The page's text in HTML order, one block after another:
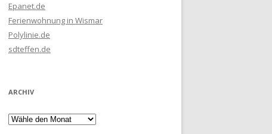
Epanet.de
Ferienwohnung in Wismar
Polylinie.de
sdteffen.de
ARCHIV